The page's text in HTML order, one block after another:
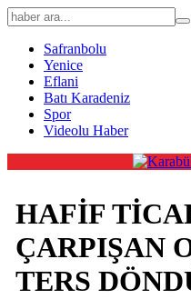
Safranbolu
Yenice
Eflani
Batı Karadeniz
Spor
Videolu Haber
HAFİF
ÇARPIŞAN
TERS